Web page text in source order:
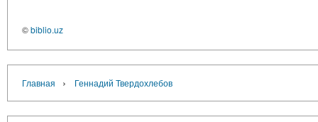
©biblio.uz
Главная › Геннадий Твердохлебов